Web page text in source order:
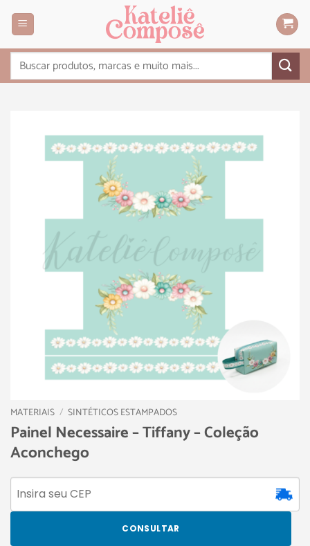
MATERIAIS / SINTÉTICOS ESTAMPADOS
Painel Necessaire – Tiffany – Coleção
Aconchego
CONSULTAR